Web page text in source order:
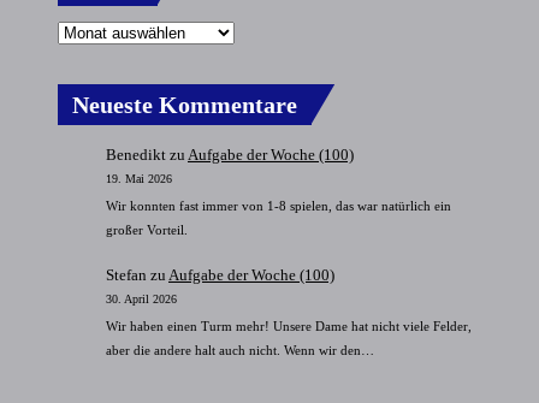
Neueste Kommentare
Benedikt zu Aufgabe der Woche (100)
19. Mai 2026
Wir konnten fast immer von 1-8 spielen, das war natürlich ein
großer Vorteil.
Stefan zu Aufgabe der Woche (100)
30. April 2026
Wir haben einen Turm mehr! Unsere Dame hat nicht viele Felder,
aber die andere halt auch nicht. Wenn wir den…